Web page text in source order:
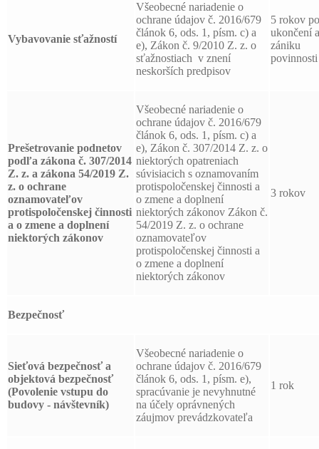
Vybavovanie sťažností
Všeobecné nariadenie o
ochrane údajov č. 2016/679
článok 6, ods. 1, písm. c) a
e), Zákon č. 9/2010 Z. z. o
sťažnostiach v znení
neskorších predpisov
5 rokov po
ukončení
zániku
povinnosti
Prešetrovanie podnetov
podľa zákona č. 307/2014
Z. z. a zákona 54/2019 Z.
z. o ochrane
oznamovateľov
protispoločenskej činnosti
a o zmene a doplnení
niektorých zákonov
Všeobecné nariadenie o
ochrane údajov č. 2016/679
článok 6, ods. 1, písm. c) a
e), Zákon č. 307/2014 Z. z. o
niektorých opatreniach
súvisiacich s oznamovaním
protispoločenskej činnosti a
o zmene a doplnení
niektorých zákonov Zákon č.
54/2019 Z. z. o ochrane
oznamovateľov
protispoločenskej činnosti a
o zmene a doplnení
niektorých zákonov
3 rokov
Bezpečnosť
Sieťová bezpečnosť a
objektová bezpečnosť
(Povolenie vstupu do
budovy - návštevník)
Všeobecné nariadenie o
ochrane údajov č. 2016/679
článok 6, ods. 1, písm. e),
spracúvanie je nevyhnutné
na účely oprávnených
záujmov prevádzkovateľa
1 rok